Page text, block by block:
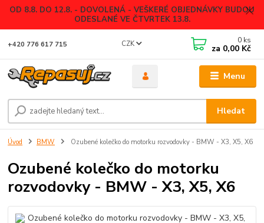
OD 8.8. DO 12.8. - DOVOLENÁ - VEŠKERÉ OBJEDNÁVKY BUDOU
ODESLANÉ VE ČTVRTEK 13.8.
Menu
CZK
Hledat
+420 776 617 715 0 ks
za 0,00 Kč
Úvod BMW Ozubené kolečko do motorku rozvodovky - BMW - X3, X5, X6
Ozubené kolečko do motorku
rozvodovky - BMW - X3, X5, X6